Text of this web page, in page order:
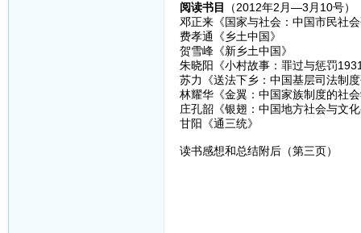
阅读书目
（2012年2月—3月10号）
邓正来《国家与社会：中国市民社
费孝通《乡土中国》
贺雪峰《新乡土中国》
朱晓阳《小村故事：罪过与惩罚
苏力《送法下乡：中国基层司法制
林耀华《金翼：中国家族制度的社
庄孔韶《银翅：中国地方社会与文
甘阳《通三统》
读书感想和总结附后（第三页）